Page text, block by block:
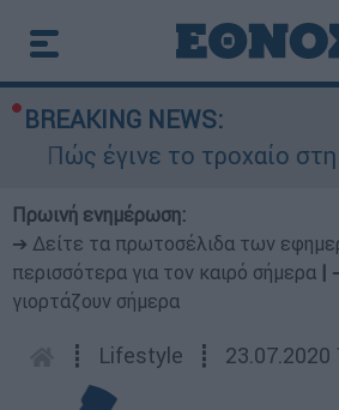
BREAKING NEWS:
έγινε το τροχαίο στη Λ.
Πρωινή ενημέρωση:
➔ Δείτε τα πρωτοσέλιδα των
περισσότερα για τον καιρό σήμερα
γιορτάζουν σήμερα
┋ Lifestyle ┋ 23.07.2020